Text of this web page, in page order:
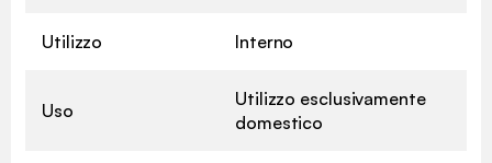
Utilizzo Interno
Uso
Utilizzo esclusivamente
domestico